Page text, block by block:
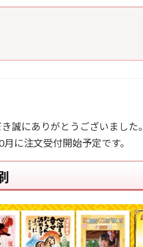
誠にありがとうございました。
に注文受付開始予定です。